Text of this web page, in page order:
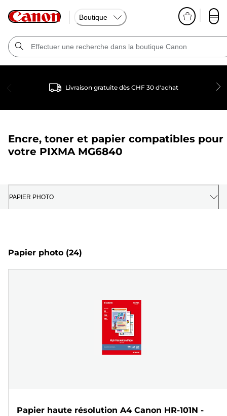
Boutique
Livraison gratuite dès CHF 30 d'achat
Encre, toner et papier compatibles pour
votre PIXMA MG6840
PAPIER PHOTO
Papier photo (24)
Papier haute résolution A4 Canon HR-101N -